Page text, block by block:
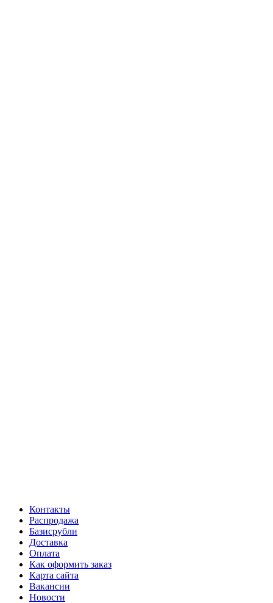
Контакты
Распродажа
Базисрубли
Доставка
Оплата
Как оформить заказ
Карта сайта
Вакансии
Новости